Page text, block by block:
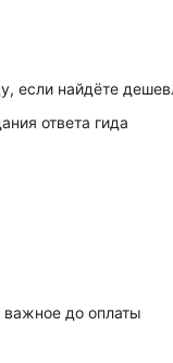
если найдёте
ответа гида
важное до оплаты